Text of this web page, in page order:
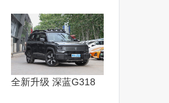
全新升级 深蓝G318